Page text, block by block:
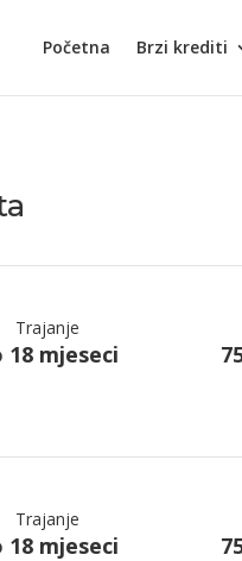
Početna Brzi krediti
Trajanje
18 mjeseci
Trajanje
18 mjeseci